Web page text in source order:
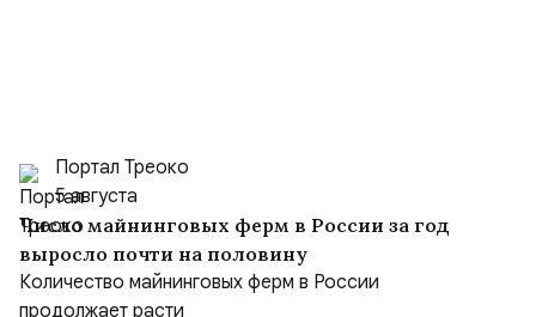
Портал Треоко
5 августа
Число майнинговых ферм в России за год
выросло почти на половину
Количество майнинговых ферм в России
продолжает расти